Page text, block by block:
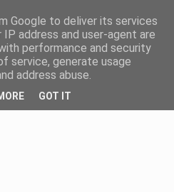
Google to deliver its services
address and user-agent are
performance and security
service, generate usage
address abuse.
GOT IT